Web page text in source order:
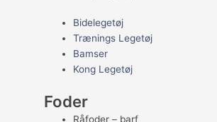
Bidelegetøj
Trænings Legetøj
Bamser
Kong Legetøj
Foder
Råfoder – barf